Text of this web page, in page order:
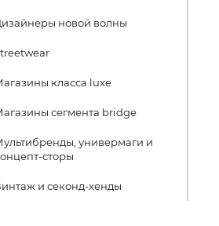
новой волны
класса luxe
сегмента bridge
универмаги и
сторы
и секонд-хенды